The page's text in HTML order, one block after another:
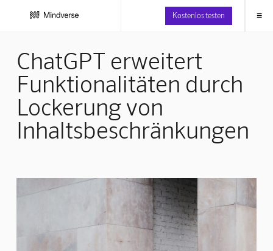
Kostenlos testen ≡
ChatGPT erweitert
Funktionalitäten durch
Lockerung von
Inhaltsbeschränkungen